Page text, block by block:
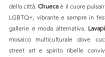
della città. Chueca è il cuore
LGBTQ+, vibrante e sempre in
gallerie e moda alternativa.
mosaico multiculturale dove